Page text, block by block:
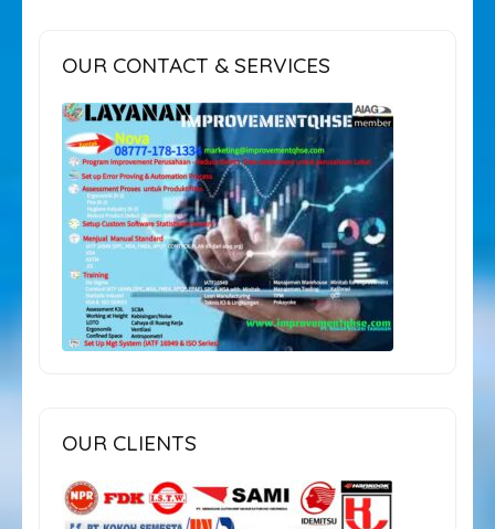
OUR CONTACT & SERVICES
OUR CLIENTS